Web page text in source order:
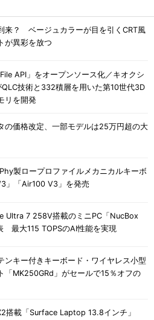
来？ ベージュカラーが目を引くCRT風
が異彩を放つ
API」をオープンソース化／キオクシ
技術と332積層を用いた第10世代3D
リを開発
の価格改定、一部モデルは25万円超の大
製ロープロファイルメカニカルキーボ
」「Air100 V3」を発売
Ultra 7 258V搭載のミニPC「NucBox
最大115 TOPSのAI性能を実現
ンキー付きキーボード・ワイヤレス小型
「MK250GRd」がセールで15％オフの
搭載「Surface Laptop 13.8インチ」